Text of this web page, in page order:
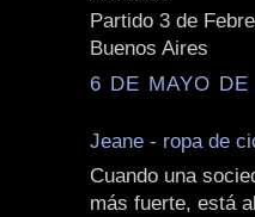
Partido 3 de
Buenos Aires
6 DE MAYO
Jeane - ropa de
Cuando una
más fuerte, está